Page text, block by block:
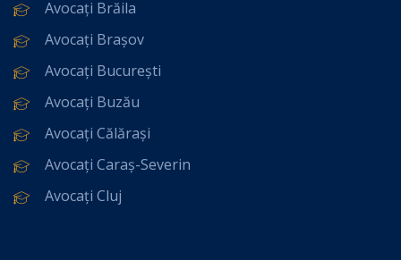
Avocați Brăila
Avocați Brașov
Avocați București
Avocați Buzău
Avocați Călărași
Avocați Caraș-Severin
Avocați Cluj